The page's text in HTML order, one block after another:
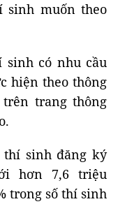
sinh muốn theo
sinh có nhu cầu
hiện theo thông
trang thông
thí sinh đăng ký
hơn 7,6 triệu
trong số thí sinh